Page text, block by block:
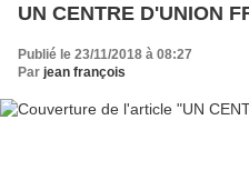
UN CENTRE D'UNION
Publié le 23/11/2018 à 08:27
Par jean françois